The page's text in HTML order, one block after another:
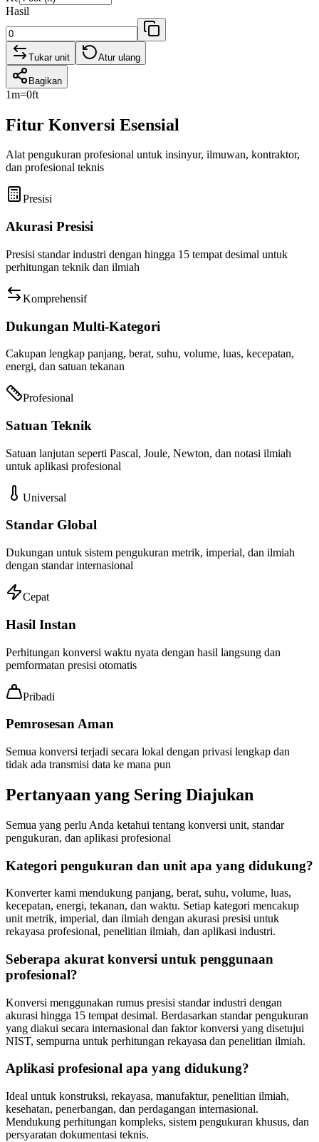
Hasil
Tukar unit Atur ulang
Bagikan
1m=0ft
Fitur Konversi Esensial
Alat pengukuran profesional untuk insinyur, ilmuwan, kontraktor,
dan profesional teknis
Presisi
Akurasi Presisi
Presisi standar industri dengan hingga 15 tempat desimal untuk
perhitungan teknik dan ilmiah
Komprehensif
Dukungan Multi-Kategori
Cakupan lengkap panjang, berat, suhu, volume, luas, kecepatan,
energi, dan satuan tekanan
Profesional
Satuan Teknik
Satuan lanjutan seperti Pascal, Joule, Newton, dan notasi ilmiah
untuk aplikasi profesional
Universal
Standar Global
Dukungan untuk sistem pengukuran metrik, imperial, dan ilmiah
dengan standar internasional
Cepat
Hasil Instan
Perhitungan konversi waktu nyata dengan hasil langsung dan
pemformatan presisi otomatis
Pribadi
Pemrosesan Aman
Semua konversi terjadi secara lokal dengan privasi lengkap dan
tidak ada transmisi data ke mana pun
Pertanyaan yang Sering Diajukan
Semua yang perlu Anda ketahui tentang konversi unit, standar
pengukuran, dan aplikasi profesional
Kategori pengukuran dan unit apa yang didukung?
Konverter kami mendukung panjang, berat, suhu, volume, luas,
kecepatan, energi, tekanan, dan waktu. Setiap kategori mencakup
unit metrik, imperial, dan ilmiah dengan akurasi presisi untuk
rekayasa profesional, penelitian ilmiah, dan aplikasi industri.
Seberapa akurat konversi untuk penggunaan
profesional?
Konversi menggunakan rumus presisi standar industri dengan
akurasi hingga 15 tempat desimal. Berdasarkan standar pengukuran
yang diakui secara internasional dan faktor konversi yang disetujui
NIST, sempurna untuk perhitungan rekayasa dan penelitian ilmiah.
Aplikasi profesional apa yang didukung?
Ideal untuk konstruksi, rekayasa, manufaktur, penelitian ilmiah,
kesehatan, penerbangan, dan perdagangan internasional.
Mendukung perhitungan kompleks, sistem pengukuran khusus, dan
persyaratan dokumentasi teknis.